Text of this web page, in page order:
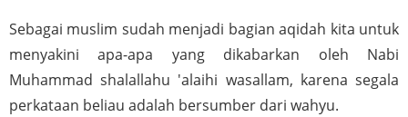
Sebagai muslim sudah menjadi bagian aqidah kita untuk
menyakini apa-apa yang dikabarkan oleh Nabi
Muhammad shalallahu 'alaihi wasallam, karena segala
perkataan beliau adalah bersumber dari wahyu.